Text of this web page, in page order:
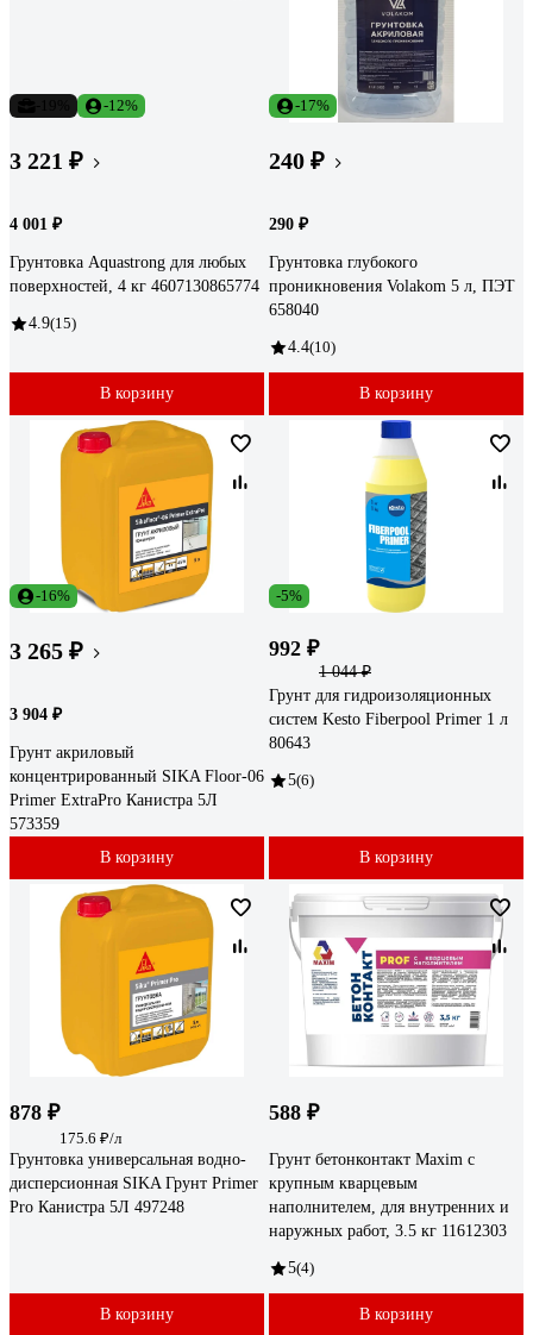
-12%
3 221 ₽
4 001 ₽
Грунтовка Aquastrong для любых
поверхностей, 4 кг 4607130865774
4.9(15)
В корзину
-17%
240 ₽
290 ₽
Грунтовка глубокого
проникновения Volakom 5 л, ПЭТ
658040
4.4(10)
В корзину
-16%
3 265 ₽
3 904 ₽
Грунт акриловый
концентрированный SIKA Floor-06
Primer ExtraPro Канистра 5Л
573359
В корзину
-5%
992 ₽
1 044 ₽
Грунт для гидроизоляционных
систем Kesto Fiberpool Primer 1 л
80643
5(6)
В корзину
878 ₽
175.6 ₽/л
Грунтовка универсальная водно-
дисперсионная SIKA Грунт Primer
Pro Канистра 5Л 497248
В корзину
588 ₽
Грунт бетонконтакт Maxim с
крупным кварцевым
наполнителем, для внутренних и
наружных работ, 3.5 кг 11612303
5(4)
В корзину